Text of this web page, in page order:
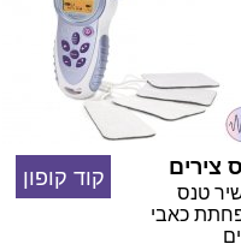
צירים
טנס
כאבי
קוד קופון